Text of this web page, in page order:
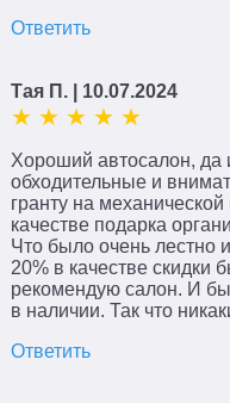
Ответить
Тая П. | 10.07.2024
Хороший автосалон, да
обходительные и
гранту на
качестве подарка
Что было очень лестно
20% в качестве скидки
рекомендую салон. И
в наличии. Так что
Ответить